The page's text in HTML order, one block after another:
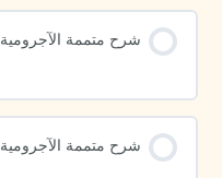
شرح متممة الآجرومية
شرح متممة الآجرومية